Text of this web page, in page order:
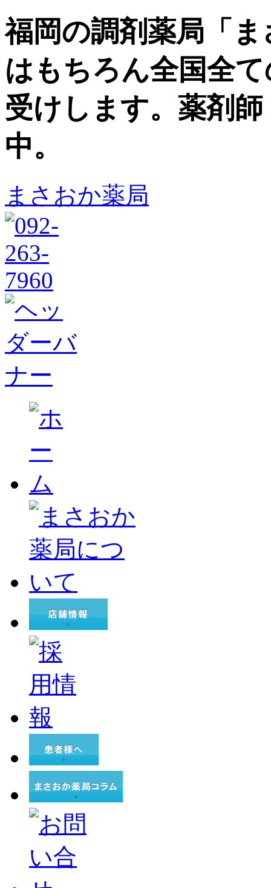
福岡の調剤薬局「
はもちろん全国全
受けします。薬剤
中。
まさおか薬局